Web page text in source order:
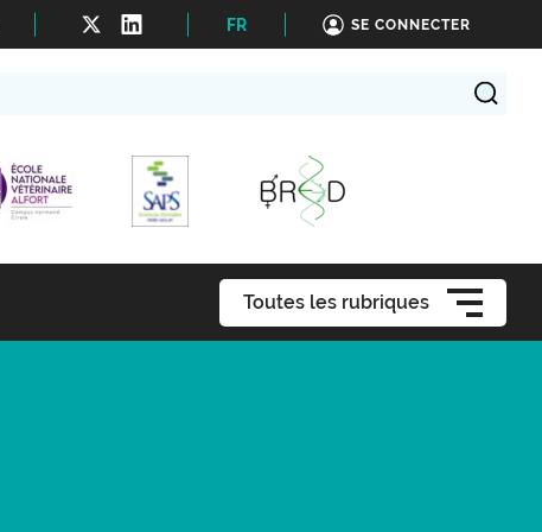
FR SE CONNECTER
Toutes les rubriques